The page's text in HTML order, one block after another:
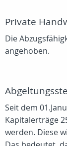
Private
Die
angehoben.
Seit dem
Kapitalerträge
werden. Diese